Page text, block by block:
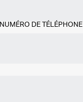
NUMÉRO DE TÉLÉPHONE